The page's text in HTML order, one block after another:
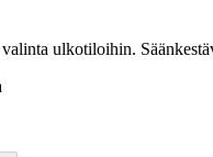
ulkotiloihin.